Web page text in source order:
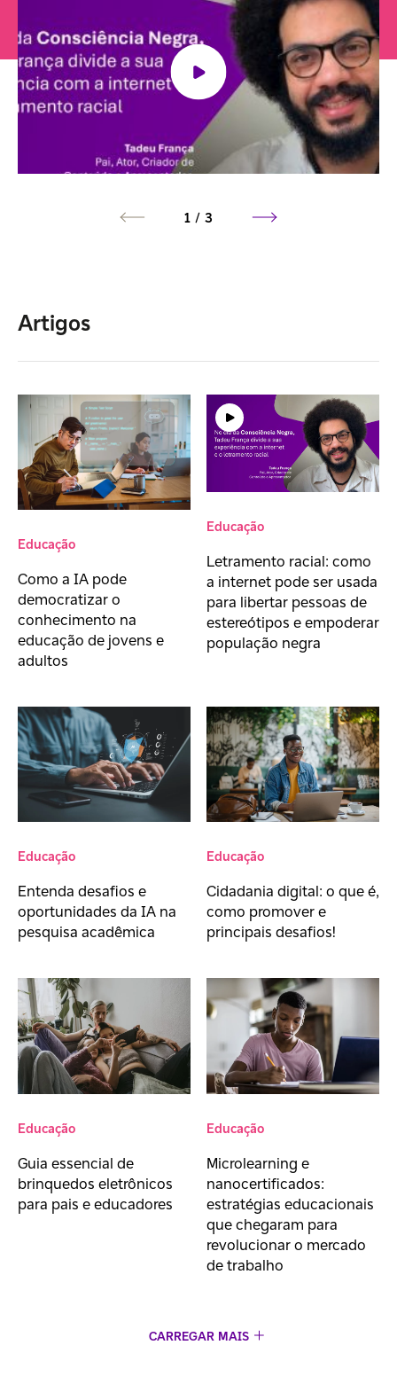
1 / 3
Artigos
Educação
Como a IA pode
democratizar o
conhecimento na
educação de jovens e
adultos
Educação
Letramento racial: como
a internet pode ser usada
para libertar pessoas de
estereótipos e empoderar
população negra
Educação
Entenda desafios e
oportunidades da IA na
pesquisa acadêmica
Educação
Cidadania digital: o que é,
como promover e
principais desafios!
Educação
Guia essencial de
brinquedos eletrônicos
para pais e educadores
Educação
Microlearning e
nanocertificados:
estratégias educacionais
que chegaram para
revolucionar o mercado
de trabalho
CARREGAR MAIS